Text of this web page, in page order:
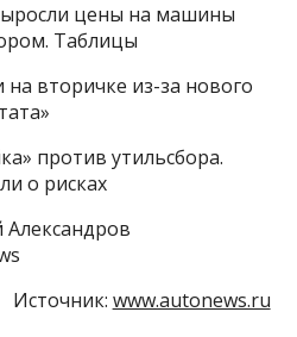
цены на машины
Таблицы
вторичке из-за нового
против утильсбора.
о рисках
Источник: www.autonews.ru